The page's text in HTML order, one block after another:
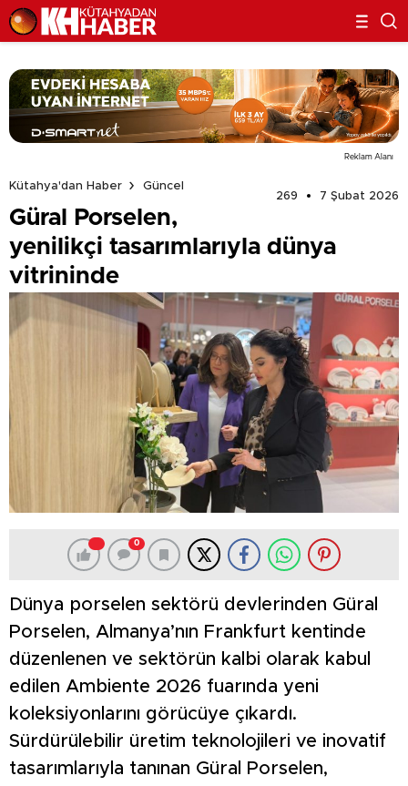
Reklam Alanı
Kütahya'dan Haber
Güncel
269
7 Şubat 2026
Güral Porselen,
yenilikçi tasarımlarıyla dünya
vitrininde
0
Dünya porselen sektörü devlerinden Güral
Porselen, Almanya’nın Frankfurt kentinde
düzenlenen ve sektörün kalbi olarak kabul
edilen Ambiente 2026 fuarında yeni
koleksiyonlarını görücüye çıkardı.
Sürdürülebilir üretim teknolojileri ve inovatif
tasarımlarıyla tanınan Güral Porselen,